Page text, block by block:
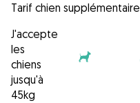
Tarif chien supplémentaire
J'accepte
les
chiens
jusqu'à
45kg